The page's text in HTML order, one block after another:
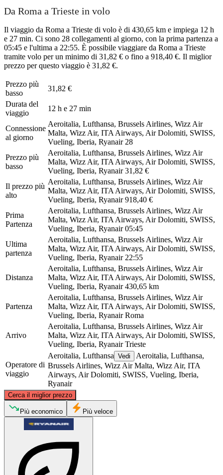
Da Roma a Trieste in volo
Il viaggio da Roma a Trieste di volo è di 430,65 km e impiega 12 h
e 27 min. Ci sono 28 collegamenti al giorno, con la prima partenza a
05:45 e l'ultima a 22:55. È possibile viaggiare da Roma a Trieste
tramite volo per un minimo di 31,82 € o fino a 918,40 €. Il miglior
prezzo per questo viaggio è 31,82 €.
Prezzo più
basso
31,82 €
Durata del
viaggio
12 h e 27 min
Connessione
al giorno
Aeroitalia, Lufthansa, Brussels Airlines, Wizz Air
Malta, Wizz Air, ITA Airways, Air Dolomiti, SWISS,
Vueling, Iberia, Ryanair 28
Prezzo più
basso
Aeroitalia, Lufthansa, Brussels Airlines, Wizz Air
Malta, Wizz Air, ITA Airways, Air Dolomiti, SWISS,
Vueling, Iberia, Ryanair 31,82 €
Il prezzo più
alto
Aeroitalia, Lufthansa, Brussels Airlines, Wizz Air
Malta, Wizz Air, ITA Airways, Air Dolomiti, SWISS,
Vueling, Iberia, Ryanair 918,40 €
Prima
Partenza
Aeroitalia, Lufthansa, Brussels Airlines, Wizz Air
Malta, Wizz Air, ITA Airways, Air Dolomiti, SWISS,
Vueling, Iberia, Ryanair 05:45
Ultima
partenza
Aeroitalia, Lufthansa, Brussels Airlines, Wizz Air
Malta, Wizz Air, ITA Airways, Air Dolomiti, SWISS,
Vueling, Iberia, Ryanair 22:55
Distanza
Aeroitalia, Lufthansa, Brussels Airlines, Wizz Air
Malta, Wizz Air, ITA Airways, Air Dolomiti, SWISS,
Vueling, Iberia, Ryanair 430,65 km
Partenza
Aeroitalia, Lufthansa, Brussels Airlines, Wizz Air
Malta, Wizz Air, ITA Airways, Air Dolomiti, SWISS,
Vueling, Iberia, Ryanair Roma
Arrivo
Aeroitalia, Lufthansa, Brussels Airlines, Wizz Air
Malta, Wizz Air, ITA Airways, Air Dolomiti, SWISS,
Vueling, Iberia, Ryanair Trieste
Operatore di
viaggio
Aeroitalia, Lufthansa Vedi
Aeroitalia, Lufthansa,
Brussels Airlines, Wizz Air Malta, Wizz Air, ITA
Airways, Air Dolomiti, SWISS, Vueling, Iberia,
Ryanair
Cerca il miglior prezzo
Più economico Più veloce